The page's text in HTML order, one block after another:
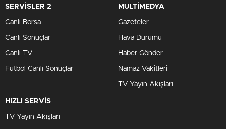
SERVİSLER 2
Canlı Borsa
Canlı Sonuçlar
Canlı TV
Futbol Canlı Sonuçlar
MULTİMEDYA
Gazeteler
Hava Durumu
Haber Gönder
Namaz Vakitleri
TV Yayın Akışları
HIZLI SERVİS
TV Yayın Akışları